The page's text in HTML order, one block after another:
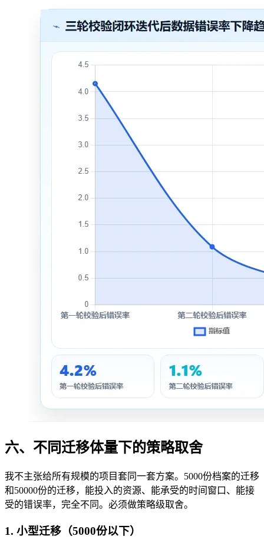
六、不同迁移体量下的策略取舍
我不主张给所有规模的项目套同一套方案。5000份档案的迁移
和50000份的迁移，能投入的资源、能承受的时间窗口、能接
受的错误率，完全不同。必须做策略级取舍。
1. 小型迁移（5000份以下）